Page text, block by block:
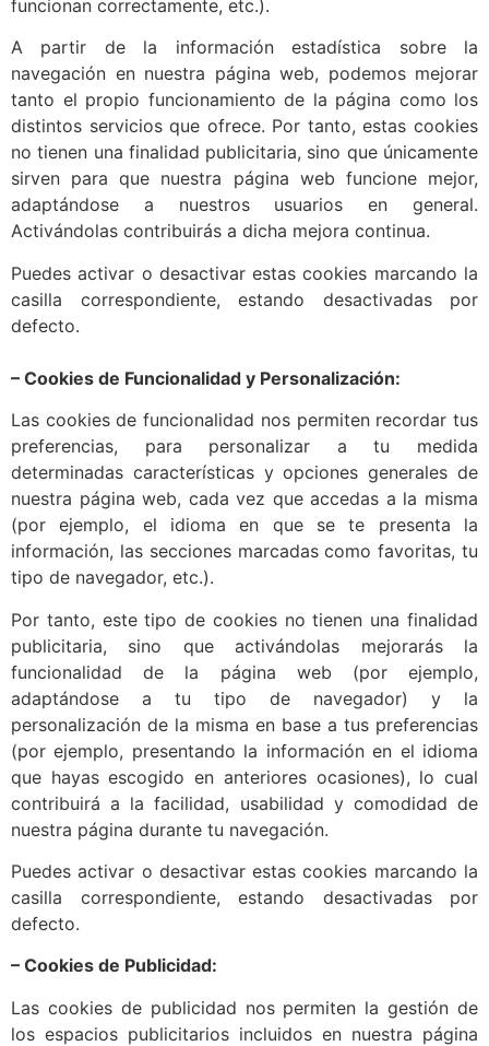
funcionan correctamente, etc.).
A partir de la información estadística sobre la
navegación en nuestra página web, podemos mejorar
tanto el propio funcionamiento de la página como los
distintos servicios que ofrece. Por tanto, estas cookies
no tienen una finalidad publicitaria, sino que únicamente
sirven para que nuestra página web funcione mejor,
adaptándose a nuestros usuarios en general.
Activándolas contribuirás a dicha mejora continua.
Puedes activar o desactivar estas cookies marcando la
casilla correspondiente, estando desactivadas por
defecto.
– Cookies de Funcionalidad y Personalización:
Las cookies de funcionalidad nos permiten recordar tus
preferencias, para personalizar a tu medida
determinadas características y opciones generales de
nuestra página web, cada vez que accedas a la misma
(por ejemplo, el idioma en que se te presenta la
información, las secciones marcadas como favoritas, tu
tipo de navegador, etc.).
Por tanto, este tipo de cookies no tienen una finalidad
publicitaria, sino que activándolas mejorarás la
funcionalidad de la página web (por ejemplo,
adaptándose a tu tipo de navegador) y la
personalización de la misma en base a tus preferencias
(por ejemplo, presentando la información en el idioma
que hayas escogido en anteriores ocasiones), lo cual
contribuirá a la facilidad, usabilidad y comodidad de
nuestra página durante tu navegación.
Puedes activar o desactivar estas cookies marcando la
casilla correspondiente, estando desactivadas por
defecto.
– Cookies de Publicidad:
Las cookies de publicidad nos permiten la gestión de
los espacios publicitarios incluidos en nuestra página